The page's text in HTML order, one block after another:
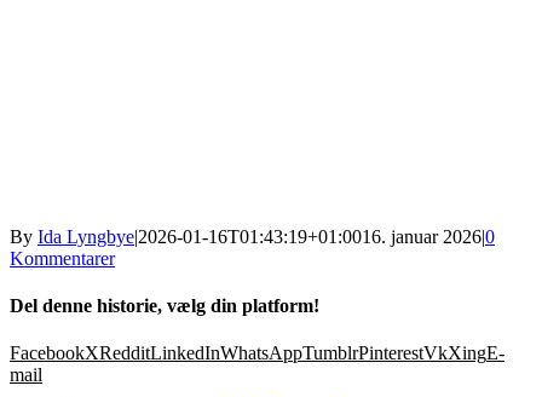
By Ida Lyngbye|2026-01-16T01:43:19+01:0016. januar 2026|0
Kommentarer
Del denne historie, vælg din platform!
FacebookXRedditLinkedInWhatsAppTumblrPinterestVkXingE-
mail